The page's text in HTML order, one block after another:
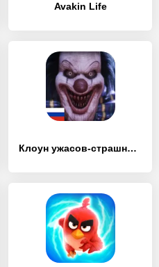
Avakin Life
Клоун ужасов-страшный призрак